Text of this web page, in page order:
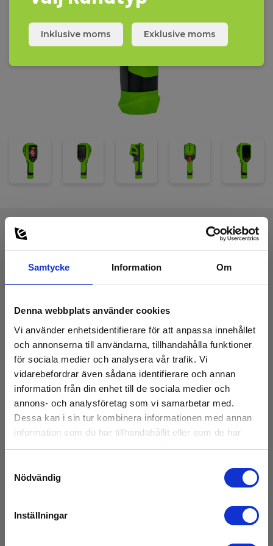
Samtycke Information Om
Denna webbplats använder cookies
Vi använder enhetsidentifierare för att anpassa innehållet
och annonserna till användarna, tillhandahålla funktioner
för sociala medier och analysera vår trafik. Vi
vidarebefordrar även sådana identifierare och annan
information från din enhet till de sociala medier och
annons- och analysföretag som vi samarbetar med.
Dessa kan i sin tur kombinera informationen med annan
information som du har tillhandahållit eller som de har
samlat in när du har använt deras tjänster.
Nödvändig
Inställningar
Tekniska Data:
Termografi
Termografisk opløsning:
192 px × 256 px
Termografisk måleområde:
-20 °C - 550 °C
Termografisk følsomhed:
0.1 °C
Visa mer
Ladda ner
Datasheet
Inklusive moms Exklusive moms